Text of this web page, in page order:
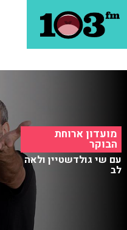
מועדון ארוחת
הבוקר
עם שי גולדשטיין ולאה
לב